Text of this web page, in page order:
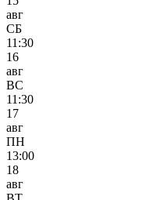
авг
СБ
11:30
16
авг
ВС
11:30
17
авг
ПН
13:00
18
авг